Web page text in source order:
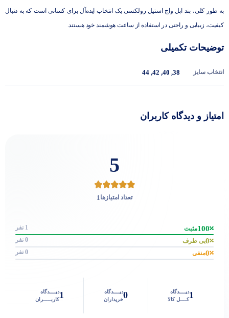
به طور کلی، بند اپل واچ استیل رولکسی یک انتخاب ایده‌آل برای کسانی است که به دنبال
کیفیت، زیبایی و راحتی در استفاده از ساعت هوشمند خود هستند.
توضیحات تکمیلی
انتخاب سایز 38
,
40
,
42
,
44
امتیاز و دیدگاه کاربران
5
تعداد امتیازها 1
100مثبت 1 نفر
0بی طرف 0 نفر
0منفی 0 نفر
1دیــــدگاه
کــــل کالا
0دیــــدگاه
خریداران
1دیــــدگاه
کاربـــــران